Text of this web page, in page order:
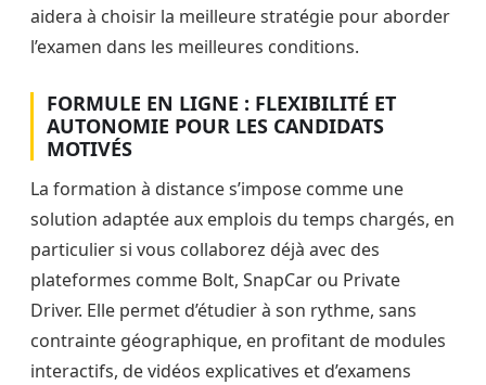
aidera à choisir la meilleure stratégie pour aborder
l’examen dans les meilleures conditions.
FORMULE EN LIGNE : FLEXIBILITÉ ET
AUTONOMIE POUR LES CANDIDATS
MOTIVÉS
La formation à distance s’impose comme une
solution adaptée aux emplois du temps chargés, en
particulier si vous collaborez déjà avec des
plateformes comme Bolt, SnapCar ou Private
Driver. Elle permet d’étudier à son rythme, sans
contrainte géographique, en profitant de modules
interactifs, de vidéos explicatives et d’examens